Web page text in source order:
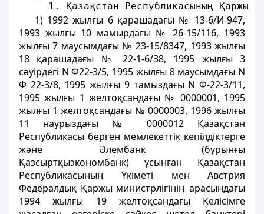
1. Қазақстан Республикасының Қаржы
1) 1992 жылғы 6 қарашадағы № 13-6/И-947,
1993 жылғы 10 мамырдағы № 26-15/116, 1993
жылғы 7 маусымдағы № 23-15/8347, 1993 жылғы
18 қарашадағы № 22-1-6/38, 1995 жылғы 3
сәуірдегі N Ф22-3/5, 1995 жылғы 8 маусымдағы N
Ф 22-3/8, 1995 жылғы 9 тамыздағы N Ф-22-3/11,
1995 жылғы 1 желтоқсандағы № 0000001, 1995
жылғы 1 желтоқсандағы № 0000003, 1996 жылғы
11 наурыздағы № 0000012 Қазақстан
Республикасы берген мемлекеттік кепiлдiктерге
және Әлембанк (бұрынғы
Қазсыртқыэкономбанк) ұсынған Қазақстан
Республикасының Үкіметі мен Австрия
Федералдық Қаржы министрлігінiң арасындағы
1994 жылғы 19 желтоқсандағы Келісiмге